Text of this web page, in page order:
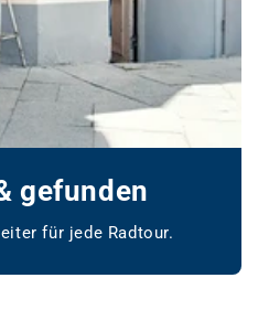
gefunden
für jede Radtour.